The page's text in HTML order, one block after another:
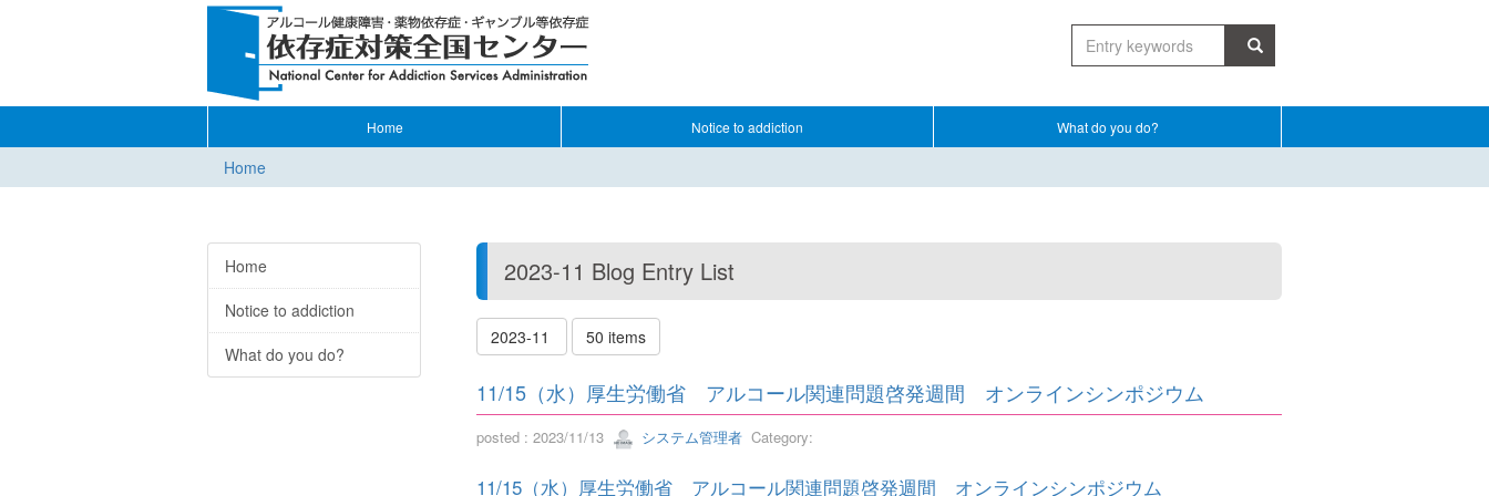
Home Notice to addiction What do you do?
Home
2023-11 Blog Entry List
2023-11 50 items
11/15（水）厚生労働省 アルコール関連問題啓発週間 オンラインシンポジウム
posted : 2023/11/13 システム管理者Category:
11/15（水）厚生労働省 アルコール関連問題啓発週間 オンラインシンポジウム
Home
Notice to addiction
What do you do?